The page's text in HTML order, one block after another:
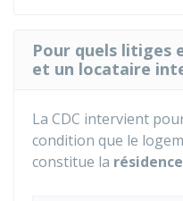
Pour quels litiges
et un locataire
La CDC intervient
condition que le
constitue la